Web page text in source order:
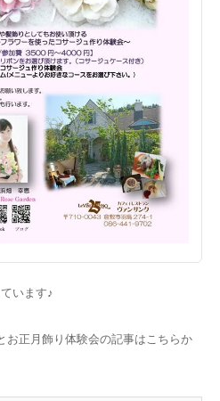
います♪
お正月飾り体験会の記事はこちらか